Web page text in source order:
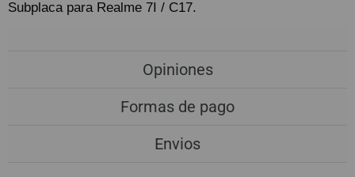
info@preciosadictos.com
Subplaca para Realme 7I / C17.
Opiniones
Formas de pago
Envios